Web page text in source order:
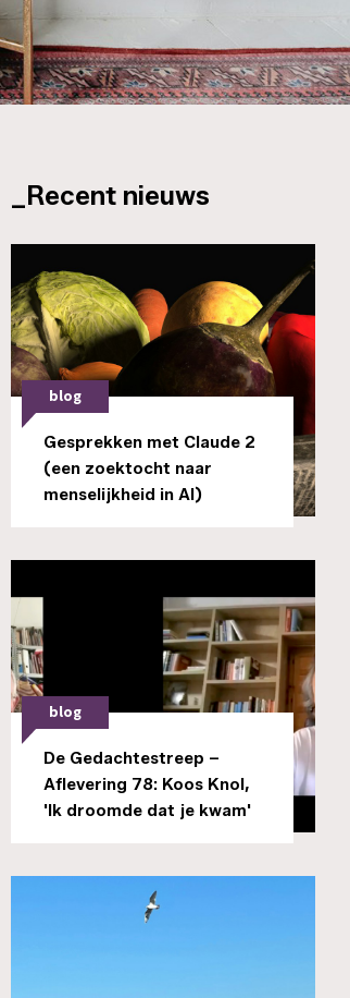
_Recent nieuws
blog
Gesprekken met Claude 2
(een zoektocht naar
menselijkheid in AI)
blog
De Gedachtestreep –
Aflevering 78: Koos Knol,
'Ik droomde dat je kwam'